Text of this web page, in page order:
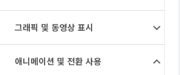
그래픽 및 동영상 표시
애니메이션 및 전환 사용